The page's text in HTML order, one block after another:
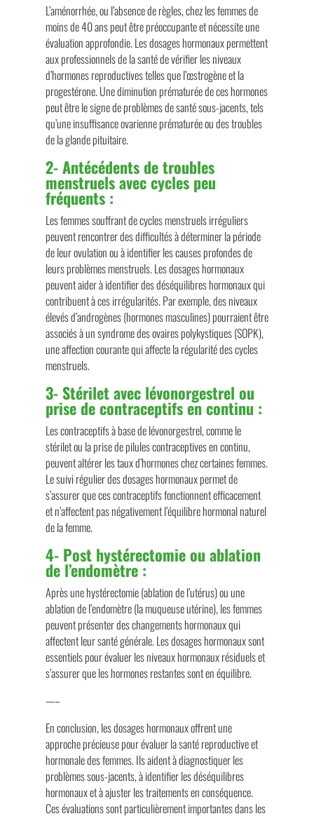
L’aménorrhée, ou l’absence de règles, chez les femmes de
moins de 40 ans peut être préoccupante et nécessite une
évaluation approfondie. Les dosages hormonaux permettent
aux professionnels de la santé de vérifier les niveaux
d’hormones reproductives telles que l’œstrogène et la
progestérone. Une diminution prématurée de ces hormones
peut être le signe de problèmes de santé sous-jacents, tels
qu’une insuffisance ovarienne prématurée ou des troubles
de la glande pituitaire.
2-Antécédents de troubles
menstruels avec cycles peu
fréquents :
Les femmes souffrant de cycles menstruels irréguliers
peuvent rencontrer des difficultés à déterminer la période
de leur ovulation ou à identifier les causes profondes de
leurs problèmes menstruels. Les dosages hormonaux
peuvent aider à identifier des déséquilibres hormonaux qui
contribuent à ces irrégularités. Par exemple, des niveaux
élevés d’androgènes (hormones masculines) pourraient être
associés à un syndrome des ovaires polykystiques (SOPK),
une affection courante qui affecte la régularité des cycles
menstruels.
3- Stérilet avec lévonorgestrel ou
prise de contraceptifs en continu :
Les contraceptifs à base de lévonorgestrel, comme le
stérilet ou la prise de pilules contraceptives en continu,
peuvent altérer les taux d’hormones chez certaines femmes.
Le suivi régulier des dosages hormonaux permet de
s’assurer que ces contraceptifs fonctionnent efficacement
et n’affectent pas négativement l’équilibre hormonal naturel
de la femme.
4- Post hystérectomie ou ablation
de l’endomètre :
Après une hystérectomie (ablation de l’utérus) ou une
ablation de l’endomètre (la muqueuse utérine), les femmes
peuvent présenter des changements hormonaux qui
affectent leur santé générale. Les dosages hormonaux sont
essentiels pour évaluer les niveaux hormonaux résiduels et
s’assurer que les hormones restantes sont en équilibre.
—–
En conclusion, les dosages hormonaux offrent une
approche précieuse pour évaluer la santé reproductive et
hormonale des femmes. Ils aident à diagnostiquer les
problèmes sous-jacents, à identifier les déséquilibres
hormonaux et à ajuster les traitements en conséquence.
Ces évaluations sont particulièrement importantes dans les